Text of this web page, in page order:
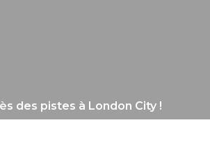
des pistes à London City !